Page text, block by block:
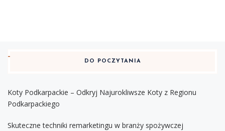
DO POCZYTANIA
Koty Podkarpackie – Odkryj Najurokliwsze Koty z Regionu
Podkarpackiego
Skuteczne techniki remarketingu w branży spożywczej